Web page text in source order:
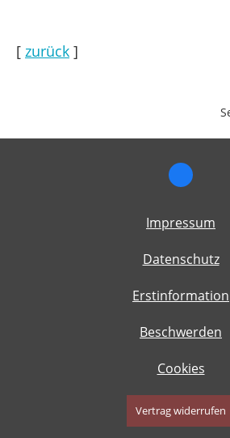
[ zurück ]
Impressum
Datenschutz
Erstinformation
Beschwerden
Cookies
Vertrag widerrufen